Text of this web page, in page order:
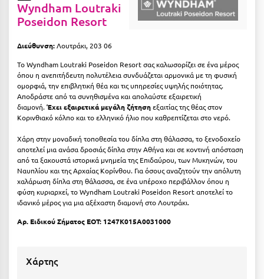
Κύπρος
Κως
Λαγκάδια
Λακόπετρα Αχαΐας
Λασίθι
Λεπτοκαρυά
Λέσβος
Λευκάδα
Λίμνη Πλαστήρα
Wyndham Loutraki
Poseidon Resort
Διεύθυνση:Λουτράκι, 203 06
Το Wyndham Loutraki Poseidon Resort σας καλωσορίζει σε ένα μέρος
όπου η ανεπιτήδευτη πολυτέλεια συνδυάζεται αρμονικά με τη φυσική
ομορφιά, την επιβλητική θέα και τις υπηρεσίες υψηλής ποιότητας.
Αποδράστε από τα συνηθισμένα και απολαύστε εξαιρετική
διαμονή.Έχει εξαιρετικά μεγάλη ζήτησηεξαιτίας της θέας στον
Κορινθιακό κόλπο και το ελληνικό ήλιο που καθρεπτίζεται στο νερό.
Χάρη στην μοναδική τοποθεσία του δίπλα στη θάλασσα, το ξενοδοχείο
αποτελεί μια ανάσα δροσιάς δίπλα στην Αθήνα και σε κοντινή απόσταση
από τα ξακουστά ιστορικά μνημεία της Επιδαύρου, των Μυκηνών, του
Ναυπλίου και της Αρχαίας Κορίνθου. Για όσους αναζητούν την απόλυτη
χαλάρωση δίπλα στη θάλασσα, σε ένα υπέροχο περιβάλλον όπου η
φύση κυριαρχεί, το Wyndham Loutraki Poseidon Resort αποτελεί το
ιδανικό μέρος για μια αξέχαστη διαμονή στο Λουτράκι.
Αρ. Ειδικού Σήματος ΕΟΤ: 1247Κ015Α0031000
Χάρτης